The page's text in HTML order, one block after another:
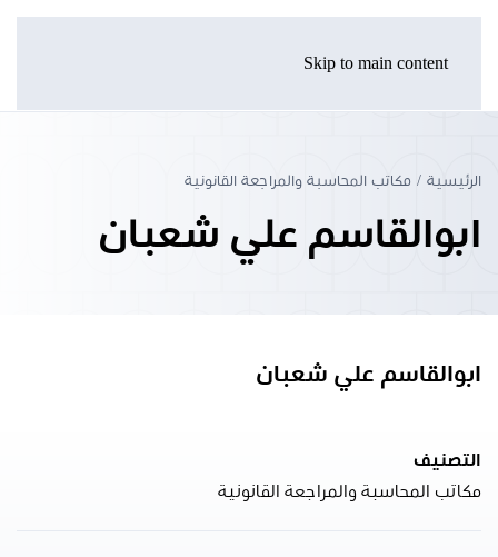
Skip to main content
الرئيسية مكاتب المحاسبة والمراجعة القانونية
ابوالقاسم علي شعبان
ابوالقاسم علي شعبان
التصنيف
مكاتب المحاسبة والمراجعة القانونية